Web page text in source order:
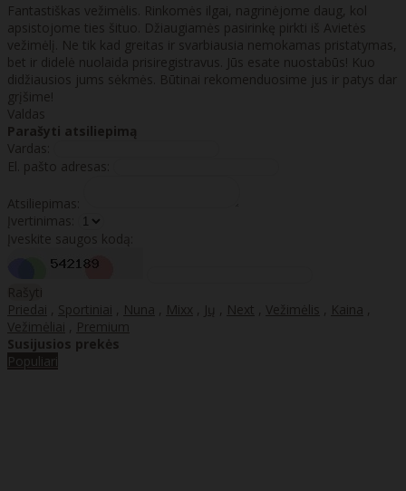
Fantastiškas vežimėlis. Rinkomės ilgai, nagrinėjome daug, kol
apsistojome ties šituo. Džiaugiamės pasirinkę pirkti iš Avietės
vežimėlį. Ne tik kad greitas ir svarbiausia nemokamas pristatymas,
bet ir didelė nuolaida prisiregistravus. Jūs esate nuostabūs! Kuo
didžiausios jums sėkmės. Būtinai rekomenduosime jus ir patys dar
grįšime!
Valdas
Parašyti atsiliepimą
Vardas:
El. pašto adresas:
Atsiliepimas:
Įvertinimas:
Įveskite saugos kodą:
Rašyti
Priedai
Sportiniai Nuna Mixx Jų Next Vežimėlis Kaina
Vežimėliai
Premium
Susijusios prekės
Populiari